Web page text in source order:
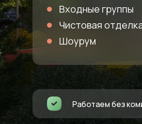
Входные группы
Чистовая
Шоурум
Работаем без